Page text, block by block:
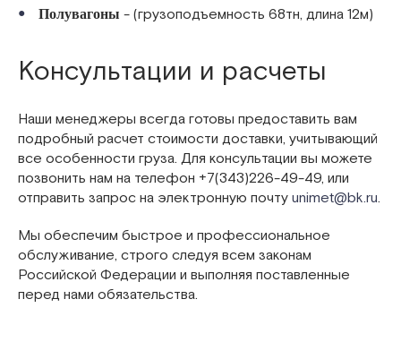
Полувагоны - (грузоподъемность 68тн, длина 12м)
Консультации и расчеты
Наши менеджеры всегда готовы предоставить вам
подробный расчет стоимости доставки, учитывающий
все особенности груза. Для консультации вы можете
позвонить нам на телефон +7(343)226-49-49, или
отправить запрос на электронную почтуunimet@bk.ru.
Мы обеспечим быстрое и профессиональное
обслуживание, строго следуя всем законам
Российской Федерации и выполняя поставленные
перед нами обязательства.